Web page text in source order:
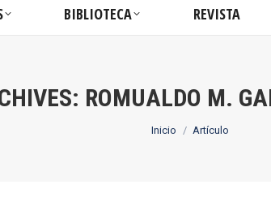
BIBLIOTECA REVISTA
ROMUALDO M.
Estás aquí:
Inicio Artículo